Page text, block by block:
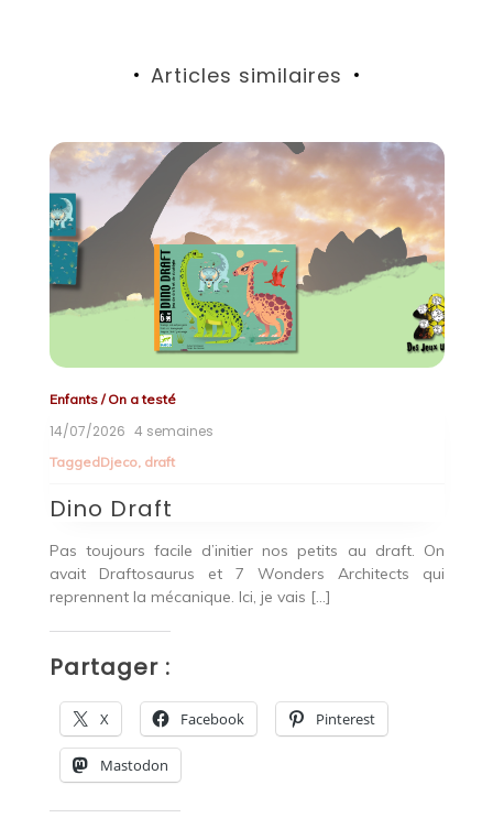
Articles similaires
Enfants/On a testé
14/07/2026 4 semaines
TaggedDjeco, draft
Dino Draft
Pas toujours facile d’initier nos petits au draft. On
avait Draftosaurus et 7 Wonders Architects qui
reprennent la mécanique. Ici, je vais […]
Partager :
X Facebook Pinterest
Mastodon